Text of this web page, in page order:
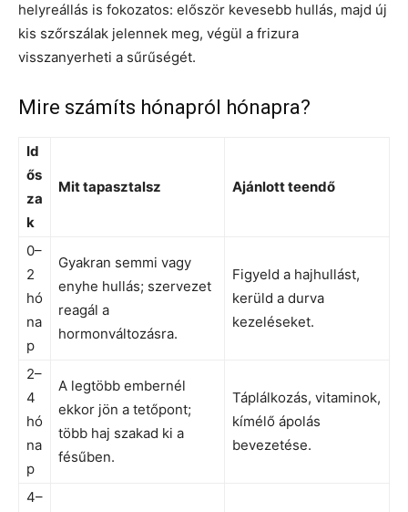
helyreállás is fokozatos: először kevesebb hullás, majd új
kis szőrszálak jelennek meg, végül a frizura
visszanyerheti a sűrűségét.
Mire számíts hónapról hónapra?
Id
ős
za
k
Mit tapasztalsz Ajánlott teendő
0–
2
hó
na
p
Gyakran semmi vagy
enyhe hullás; szervezet
reagál a
hormonváltozásra.
Figyeld a hajhullást,
kerüld a durva
kezeléseket.
2–
4
hó
na
p
A legtöbb embernél
ekkor jön a tetőpont;
több haj szakad ki a
fésűben.
Táplálkozás, vitaminok,
kímélő ápolás
bevezetése.
4–